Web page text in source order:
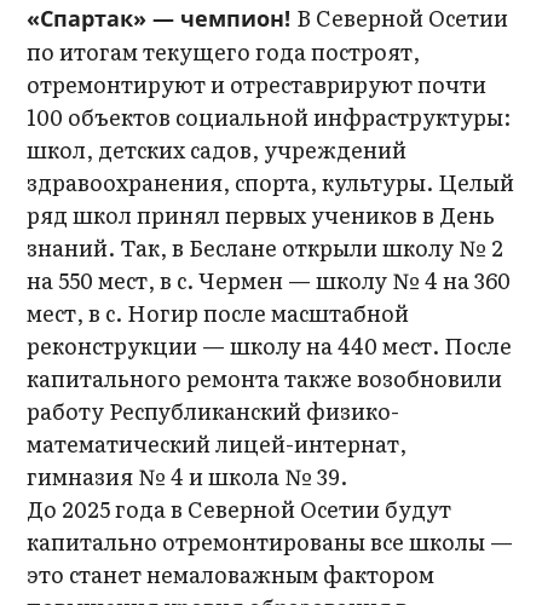
«Спартак» — чемпион! В Северной Осетии
по итогам текущего года построят,
отремонтируют и отреставрируют почти
100 объектов социальной инфраструктуры:
школ, детских садов, учреждений
здравоохранения, спорта, культуры. Целый
ряд школ принял первых учеников в День
знаний. Так, в Беслане открыли школу № 2
на 550 мест, в с. Чермен — школу № 4 на 360
мест, в с. Ногир после масштабной
реконструкции — школу на 440 мест. После
капитального ремонта также возобновили
работу Республиканский физико-
математический лицей-интернат,
гимназия № 4 и школа № 39.
До 2025 года в Северной Осетии будут
капитально отремонтированы все школы —
это станет немаловажным фактором